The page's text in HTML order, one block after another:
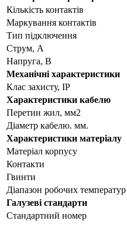
Кількість контактів
Маркування контактів
Тип підключення
Струм, А
Напруга, В
Механічні характеристики
Клас захисту, IP
Характеристики кабелю
Перетин жил, мм2
Діаметр кабелю. мм.
Характеристики матеріалу
Матеріал корпусу
Контакти
Гвинти
Діапазон робочих температур
Галузеві стандарти
Стандартний номер